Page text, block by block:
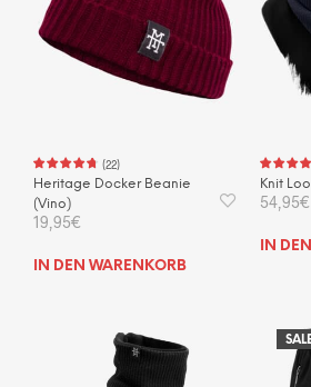
(22)
Heritage Docker Beanie
(Vino)
19,95€
IN DEN WARENKORB
Knit
54,95€
IN